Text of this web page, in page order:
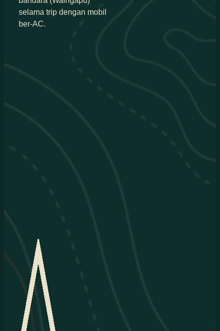
selama trip dengan mobil
ber-AC.